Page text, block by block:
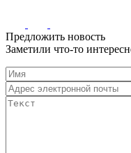
Предложить новость
Заметили что-то